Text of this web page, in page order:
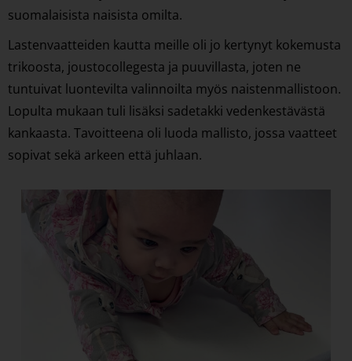
suomalaisista naisista omilta.
Lastenvaatteiden kautta meille oli jo kertynyt kokemusta
trikoosta, joustocollegesta ja puuvillasta, joten ne
tuntuivat luontevilta valinnoilta myös naistenmallistoon.
Lopulta mukaan tuli lisäksi sadetakki vedenkestävästä
kankaasta. Tavoitteena oli luoda mallisto, jossa vaatteet
sopivat sekä arkeen että juhlaan.